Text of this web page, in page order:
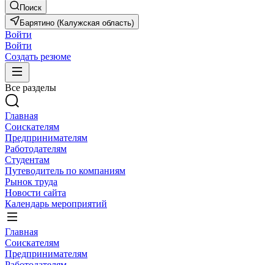
Поиск
Барятино (Калужская область)
Войти
Войти
Создать резюме
Все разделы
Главная
Соискателям
Предпринимателям
Работодателям
Студентам
Путеводитель по компаниям
Рынок труда
Новости сайта
Календарь мероприятий
Главная
Соискателям
Предпринимателям